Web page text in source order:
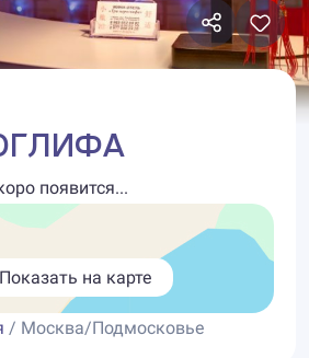
появится...
Показать на карте
/ Москва/Подмосковье